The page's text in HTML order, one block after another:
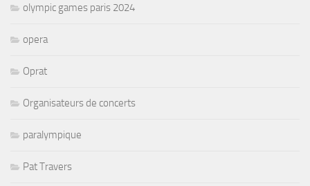
olympic games paris 2024
opera
Oprat
Organisateurs de concerts
paralympique
Pat Travers